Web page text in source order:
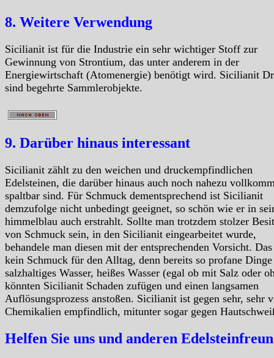
8. Weitere Verwendung
Sicilianit ist für die Industrie ein sehr wichtiger Stoff zur
Gewinnung von Strontium, das unter anderem in der
Energiewirtschaft (Atomenergie) benötigt wird. Sicilianit
sind begehrte Sammlerobjekte.
9. Darüber hinaus interessant
Sicilianit zählt zu den weichen und druckempfindlichen
Edelsteinen, die darüber hinaus auch noch nahezu
spaltbar sind. Für Schmuck dementsprechend ist Sicilianit
demzufolge nicht unbedingt geeignet, so schön wie er in
himmelblau auch erstrahlt. Sollte man trotzdem stolzer
von Schmuck sein, in den Sicilianit eingearbeitet wurde,
behandele man diesen mit der entsprechenden Vorsicht.
kein Schmuck für den Alltag, denn bereits so profane
salzhaltiges Wasser, heißes Wasser (egal ob mit Salz oder
könnten Sicilianit Schaden zufügen und einen langsamen
Auflösungsprozess anstoßen. Sicilianit ist gegen sehr, sehr
Chemikalien empfindlich, mitunter sogar gegen
Helfen Sie uns und anderen